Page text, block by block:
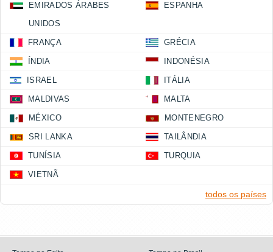
EMIRADOS ÁRABES
UNIDOS
ESPANHA
FRANÇA GRÉCIA
ÍNDIA INDONÉSIA
ISRAEL ITÁLIA
MALDIVAS MALTA
MÉXICO MONTENEGRO
SRI LANKA TAILÂNDIA
TUNÍSIA TURQUIA
VIETNÃ
todos os países